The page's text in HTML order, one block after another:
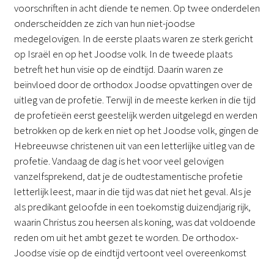
voorschriften in acht diende te nemen. Op twee onderdelen
onderscheidden ze zich van hun niet-joodse
medegelovigen. In de eerste plaats waren ze sterk gericht
op Israël en op het Joodse volk. In de tweede plaats
betreft het hun visie op de eindtijd. Daarin waren ze
beïnvloed door de orthodox Joodse opvattingen over de
uitleg van de profetie. Terwijl in de meeste kerken in die tijd
de profetieën eerst geestelijk werden uitgelegd en werden
betrokken op de kerk en niet op het Joodse volk, gingen de
Hebreeuwse christenen uit van een letterlijke uitleg van de
profetie. Vandaag de dag is het voor veel gelovigen
vanzelfsprekend, dat je de oudtestamentische profetie
letterlijk leest, maar in die tijd was dat niet het geval. Als je
als predikant geloofde in een toekomstig duizendjarig rijk,
waarin Christus zou heersen als koning, was dat voldoende
reden om uit het ambt gezet te worden. De orthodox-
Joodse visie op de eindtijd vertoont veel overeenkomst